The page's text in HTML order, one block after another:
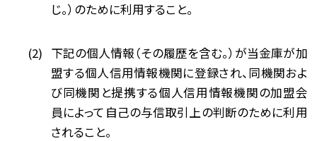
じ。）のために利用すること。
下記の個人情報（その履歴を含む。）が当金庫が加
盟する個人信用情報機関に登録され、同機関およ
び同機関と提携する個人信用情報機関の加盟会
員によって自己の与信取引上の判断のために利用
されること。